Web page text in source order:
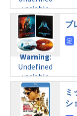
$post_id in
/home/c4607168/
doga.com/wp-
content/themes/
child/post-
formats/format-
tax.phpon
line115
tax.phpon
line 112
Warning:
Undefined
variable
$post_id in
/home/c4607168/
doga.com/wp-
content/themes/
child/post-
variable
$post_id in
/home/
doga.com/wp-
content/themes/
child/post-
formats/format-
tax.phpon
line112
Warning
Warning:
Undefined
variable
$post_id in
/home/
doga.com/wp-
ブ
ミ
シ